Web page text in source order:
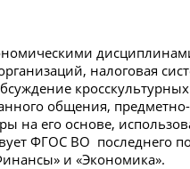
налоговая
общения, предметно-
на его основе,
ФГОС ВО последнего
и «Экономика».